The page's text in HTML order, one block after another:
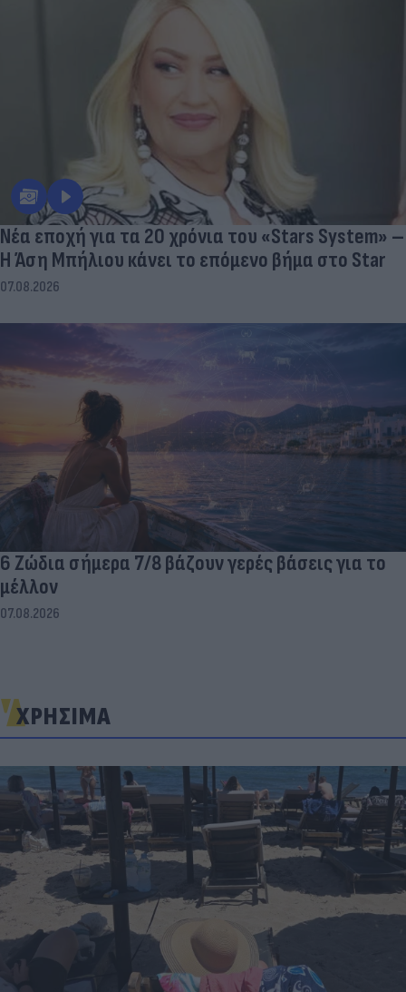
Νέα εποχή για τα 20 χρόνια του «Stars System» –
Η Άση Μπήλιου κάνει το επόμενο βήμα στο Star
07.08.2026
6 Ζώδια σήμερα 7/8 βάζουν γερές βάσεις για το
μέλλον
07.08.2026
ΧΡΗΣΙΜΑ